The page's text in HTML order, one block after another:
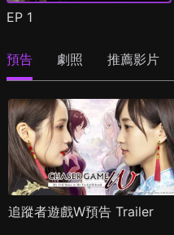
EP 1
預告 劇照 推薦影片
追蹤者遊戲W預告 Trailer